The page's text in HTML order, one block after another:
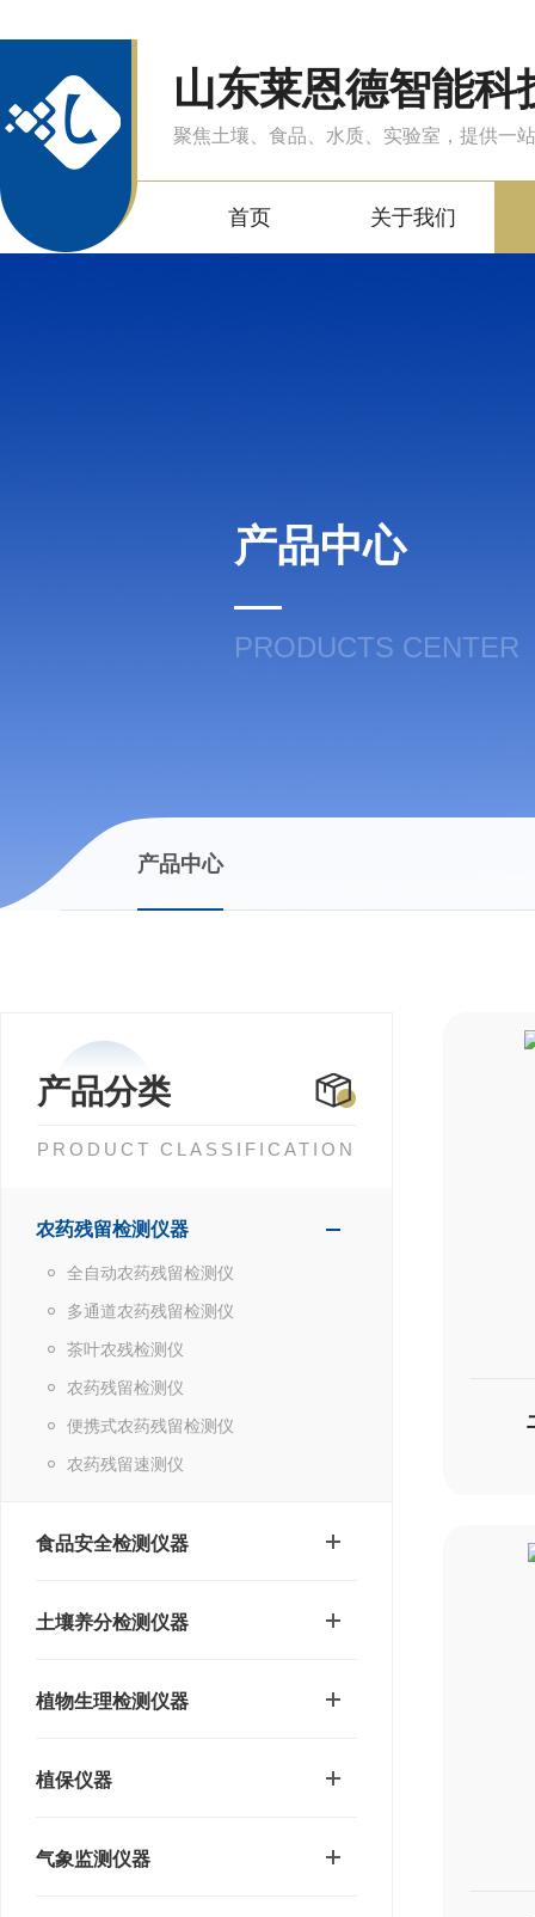
山东莱恩德智能科
聚焦土壤、食品、水质、实验室，提供一
首页 关于我们
产品中心
PRODUCTS CENTER
产品中心
产品分类
PRODUCT CLASSIFICATION
农药残留检测仪器
全自动农药残留检测仪
多通道农药残留检测仪
茶叶农残检测仪
农药残留检测仪
便携式农药残留检测仪
农药残留速测仪
食品安全检测仪器
土壤养分检测仪器
植物生理检测仪器
植保仪器
气象监测仪器